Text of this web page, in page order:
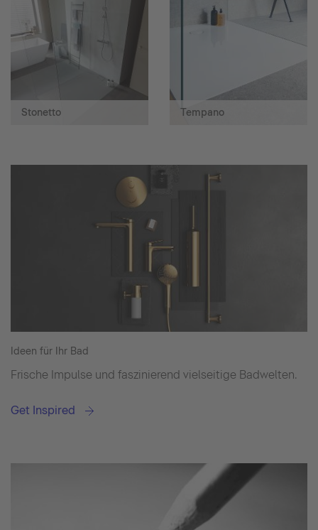
Stonetto Tempano
Ideen für Ihr Bad
Frische Impulse und faszinierend vielseitige Badwelten.
Get Inspired